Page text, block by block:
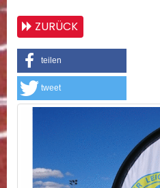
ZURÜCK
teilen
tweet